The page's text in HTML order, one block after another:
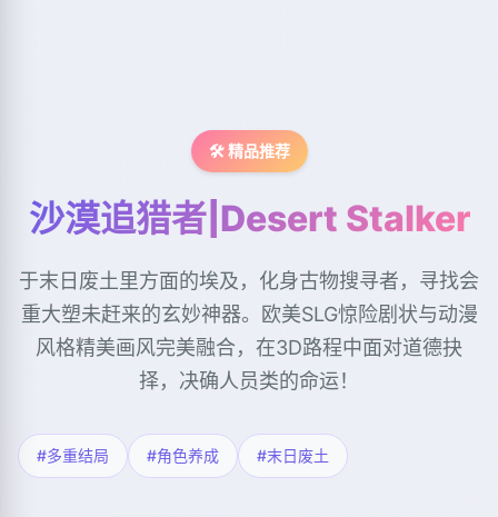
🛠️ 精品推荐
沙漠追猎者|Desert Stalker
于末日废土里方面的埃及，化身古物搜寻者，寻找会
重大塑未赶来的玄妙神器。欧美SLG惊险剧状与动漫
风格精美画风完美融合，在3D路程中面对道德抉
择，决确人员类的命运！
#多重结局 #角色养成 #末日废土